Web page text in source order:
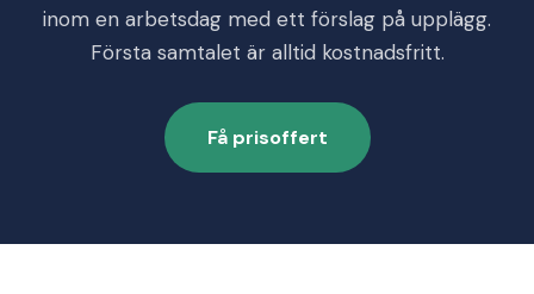
inom en arbetsdag med ett förslag på upplägg.
Första samtalet är alltid kostnadsfritt.
Få prisoffert